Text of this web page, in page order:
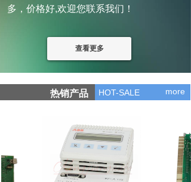
多，价格好,欢迎您联系我们！
查看更多
more
热销产品 HOT-SALE